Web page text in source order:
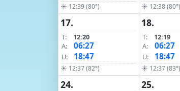
☀ 12:39 (80°) ☀ 12:38 (80°)
17.
T:
12:20
A:
06:27
U: 18:47
☀ 12:37 (82°)
18.
T:
12:19
A:
06:27
U: 18:47
☀ 12:37 (83°)
24. 25.